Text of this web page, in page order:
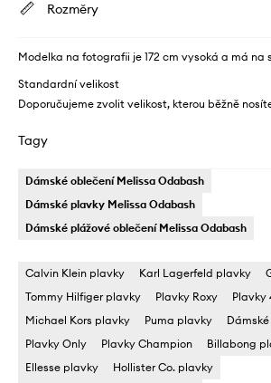
Rozměry
Modelka na fotografii je 172 cm vysoká a má na
Standardní velikost
Doporučujeme zvolit velikost, kterou běžně
Tagy
Dámské oblečení Melissa Odabash
Dámské plavky Melissa Odabash
Dámské plážové oblečení Melissa Odabash
Calvin Klein plavky Karl Lagerfeld plavky
Tommy Hilfiger plavky
Plavky Roxy Plavky
Michael Kors plavky
Puma plavky
Plavky Only
Plavky Champion
Billabong
Ellesse plavky
Hollister Co. plavky